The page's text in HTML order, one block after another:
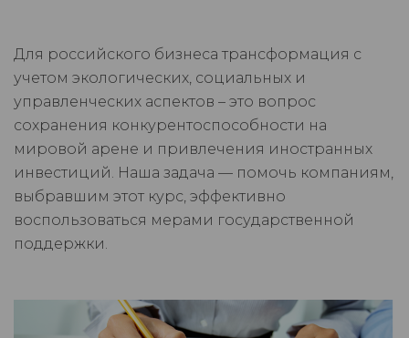
Для российского бизнеса трансформация с
учетом экологических, социальных и
управленческих аспектов – это вопрос
сохранения конкурентоспособности на
мировой арене и привлечения иностранных
инвестиций. Наша задача — помочь компаниям,
выбравшим этот курс, эффективно
воспользоваться мерами государственной
поддержки.